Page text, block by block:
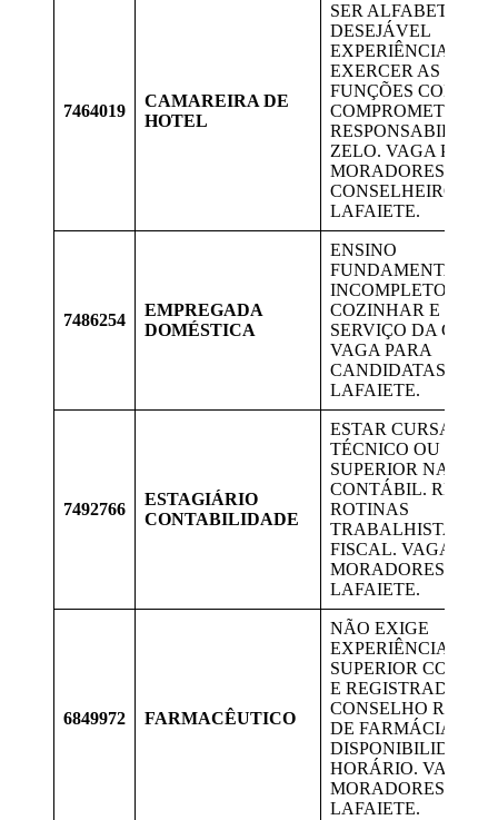
7464019
CAMAREIRA DE
HOTEL
SER
DESEJÁVEL
EXPERIÊNCIA,
EXERCER AS
FUNÇÕES COM
ZELO. VAGA PARA
MORADORES DE
CONSELHEIRO
LAFAIETE.
7486254
EMPREGADA
DOMÉSTICA
ENSINO
FUNDAMENTAL
INCOMPLETO,
COZINHAR E
SERVIÇO DA CASA.
VAGA PARA
CANDIDATAS DE
LAFAIETE.
7492766
ESTAGIÁRIO
CONTABILIDADE
ESTAR CURSANDO
TÉCNICO OU
SUPERIOR NA
CONTÁBIL.
ROTINAS
TRABALHISTA E
FISCAL. VAGAS
MORADORES DE
LAFAIETE.
6849972 FARMACÊUTICO
NÃO EXIGE
EXPERIÊNCIA.
SUPERIOR
E REGISTRADO NO
CONSELHO
DE FARMÁCIA
DISPONIBILIDADE
HORÁRIO. VAGA
MORADORES DE
LAFAIETE.